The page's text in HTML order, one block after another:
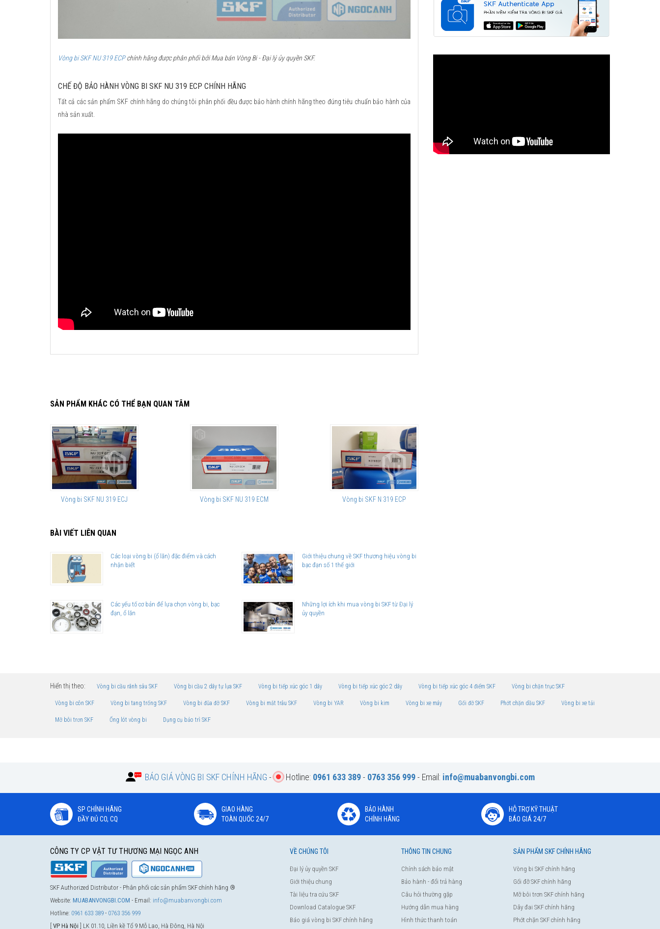
Vòng bi SKF NU 319 ECPchính hãng được phân phối bởi Mua bán Vòng Bi - Đại lý ủy quyền SKF.
CHẾ ĐỘ BẢO HÀNH VÒNG BI SKF NU 319 ECP CHÍNH HÃNG
Tất cả các sản phẩm SKF chính hãng do chúng tôi phân phối đều được bảo hành chính hãng theo đúng tiêu chuẩn bảo hành của
nhà sản xuất.
SẢN PHẨM KHÁC CÓ THỂ BẠN QUAN TÂM
Vòng bi SKF NU 319 ECJ Vòng bi SKF NU 319 ECM Vòng bi SKF N 319 ECP
BÀI VIẾT LIÊN QUAN
Các loại vòng bi (ổ lăn) đặc điểm và cách
nhận biết
Giới thiệu chung về SKF thương hiệu vòng bi
bạc đạn số 1 thế giới
Các yếu tố cơ bản để lựa chọn vòng bi, bạc
đạn, ổ lăn
Những lợi ích khi mua vòng bi SKF từ Đại lý
ủy quyền
Hiển thị theo: Vòng bi cầu rãnh sâu SKF Vòng bi cầu 2 dãy tự lựa SKF Vòng bi tiếp xúc góc 1 dãy Vòng bi tiếp xúc góc 2 dãy Vòng bi tiếp xúc góc 4 điểm SKF Vòng bi chặn trục SKF
Vòng bi côn SKF Vòng bi tang trống SKF Vòng bi đũa đỡ SKF Vòng bi mắt trâu SKF Vòng bi YAR Vòng bi kim Vòng bi xe máy Gối đỡ SKF Phớt chặn dầu SKF Vòng bi xe tải
Mỡ bôi trơn SKF Ống lót vòng bi Dụng cụ bảo trì SKF
BÁO GIÁ VÒNG BI SKF CHÍNH HÃNG - Hotline: 0961 633 389- 0763 356 999- Email: info@muabanvongbi.com
SP CHÍNH HÃNG
ĐẦY ĐỦ CO, CQ
GIAO HÀNG
TOÀN QUỐC 24/7
BẢO HÀNH
CHÍNH HÃNG
HỖ TRỢ KỸ THUẬT
BÁO GIÁ 24/7
CÔNG TY CP VẬT TƯ THƯƠNG MẠI NGỌC ANH
SKF Authorized Distributor - Phân phối các sản phẩm SKF chính hãng ®
Website: MUABANVONGBI.COM - Email: info@muabanvongbi.com
Hotline: 0961 633 389 - 0763 356 999
VP Hà Nội ] LK 01.10, Liền kề Tổ 9 Mỗ Lao, Hà Đông, Hà Nội
VỀ CHÚNG TÔI
Đại lý ủy quyền SKF
Giới thiệu chung
Tài liệu tra cứu SKF
Download Catalogue SKF
Báo giá vòng bi SKF chính hãng
THÔNG TIN CHUNG
Chính sách bảo mật
Bảo hành - đổi trả hàng
Câu hỏi thường gặp
Hướng dẫn mua hàng
Hình thức thanh toán
SẢN PHẨM SKF CHÍNH HÃNG
Vòng bi SKF chính hãng
Gối đỡ SKF chính hãng
Mỡ bôi trơn SKF chính hãng
Dây đai SKF chính hãng
Phớt chặn SKF chính hãng